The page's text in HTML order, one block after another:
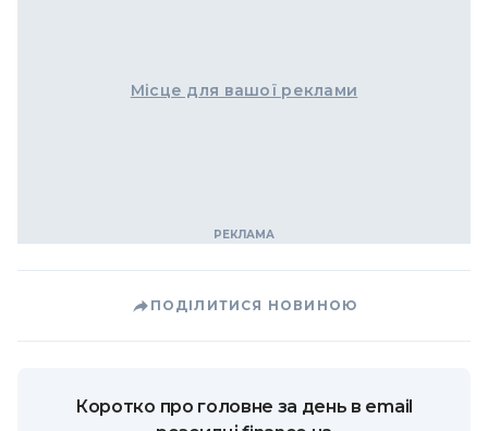
Місце для вашої реклами
ПОДІЛИТИСЯ НОВИНОЮ
Коротко про головне за день в email